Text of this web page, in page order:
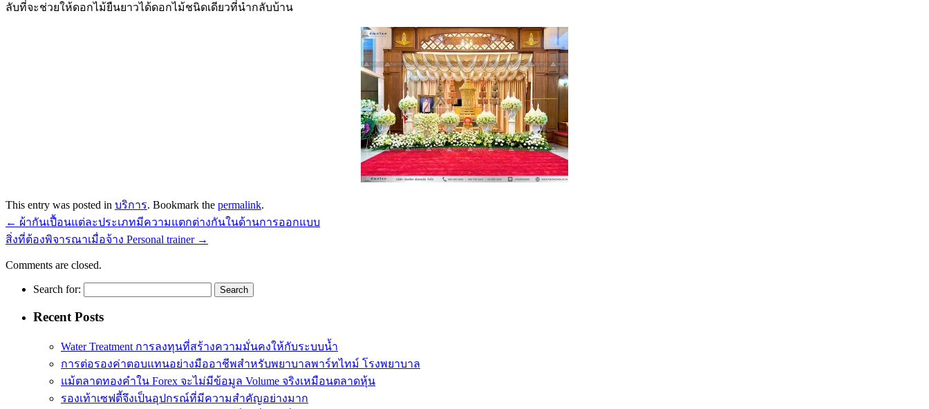
ลับที่จะช่วยให้ดอกไม้ยืนยาวได้ดอกไม้ชนิดเดียวที่นำกลับบ้าน
This entry was posted in บริการ. Bookmark the permalink.
← ผ้ากันเปื้อนแต่ละประเภทมีความแตกต่างกันในด้านการออกแบบ
สิ่งที่ต้องพิจารณาเมื่อจ้าง Personal trainer →
Comments are closed.
Search for:
Recent Posts
Water Treatment การลงทุนที่สร้างความมั่นคงให้กับระบบน้ำ
การต่อรองค่าตอบแทนอย่างมืออาชีพสำหรับพยาบาลพาร์ทไทม์ โรงพยาบาล
แม้ตลาดทองคำใน Forex จะไม่มีข้อมูล Volume จริงเหมือนตลาดหุ้น
รองเท้าเซฟตี้จึงเป็นอุปกรณ์ที่มีความสำคัญอย่างมาก